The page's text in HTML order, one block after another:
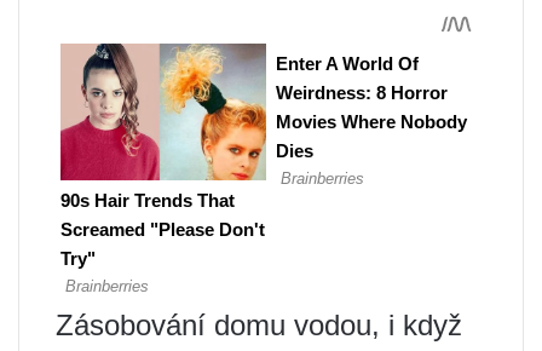
Zásobování domu vodou, i když